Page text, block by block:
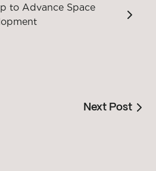
to Advance Space
Next Post